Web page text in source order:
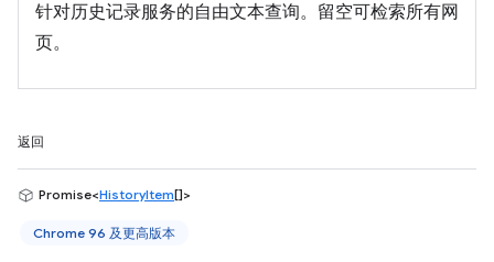
针对历史记录服务的自由文本查询。留空可检索所有网
页。
返回
Promise<HistoryItem[]>
Chrome 96 及更高版本